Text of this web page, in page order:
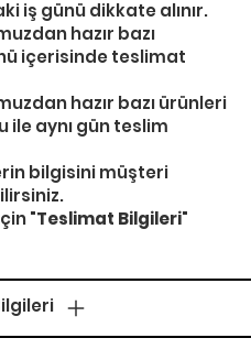
iş günü dikkate alınır.
hazır bazı
içerisinde teslimat
hazır bazı ürünleri
ile aynı gün teslim
bilgisini müşteri
"Teslimat Bilgileri"